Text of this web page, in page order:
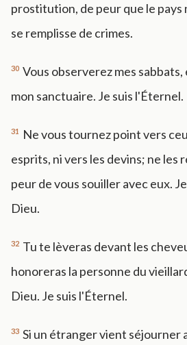
prostitution, de peur que le pays
se remplisse de crimes.
30 Vous observerez mes
mon sanctuaire. Je suis l'Éternel.
31
Ne vous tournez point vers
esprits, ni vers les devins; ne les
peur de vous souiller avec eux.
Dieu.
32 Tu te lèveras devant les
honoreras la personne du
Dieu. Je suis l'Éternel.
33 Si un étranger vient séjourner